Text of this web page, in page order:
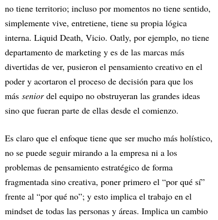
no tiene territorio; incluso por momentos no tiene sentido,
simplemente vive, entretiene, tiene su propia lógica
interna. Liquid Death, Vicio. Oatly, por ejemplo, no tiene
departamento de marketing y es de las marcas más
divertidas de ver, pusieron el pensamiento creativo en el
poder y acortaron el proceso de decisión para que los
más seniordel equipo no obstruyeran las grandes ideas
sino que fueran parte de ellas desde el comienzo.
Es claro que el enfoque tiene que ser mucho más holístico,
no se puede seguir mirando a la empresa ni a los
problemas de pensamiento estratégico de forma
fragmentada sino creativa, poner primero el “por qué sí”
frente al “por qué no”; y esto implica el trabajo en el
mindset de todas las personas y áreas. Implica un cambio